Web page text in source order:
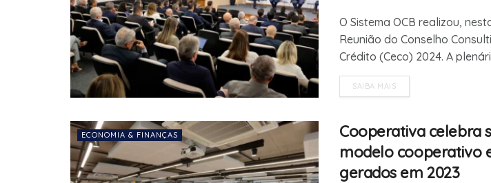
O Sistema OCB realizou,
Reunião do Conselho
Crédito (Ceco) 2024. A
SAIBA MAIS
ECONOMIA & FINANÇAS
Cooperativa celebra
modelo cooperativo
gerados em 2023